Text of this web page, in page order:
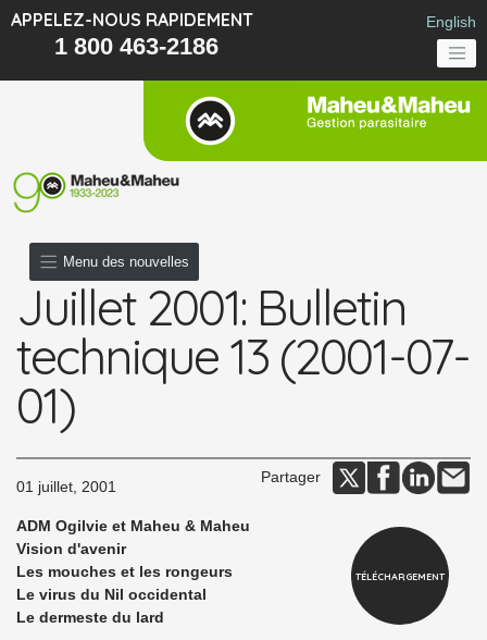
APPELEZ-NOUS RAPIDEMENT
1 800 463-2186
English
Juillet 2001: Bulletin
technique 13 (2001-07-
01)
01 juillet, 2001
Menu des nouvelles
Partager
ADM Ogilvie et Maheu & Maheu
Vision d'avenir
Les mouches et les rongeurs
Le virus du Nil occidental
Le dermeste du lard
TÉLÉCHARGEMENT